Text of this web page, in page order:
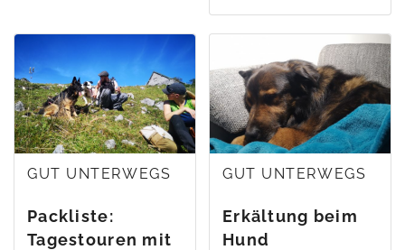
GUT UNTERWEGS
Packliste:
Tagestouren mit
GUT UNTERWEGS
Erkältung beim
Hund